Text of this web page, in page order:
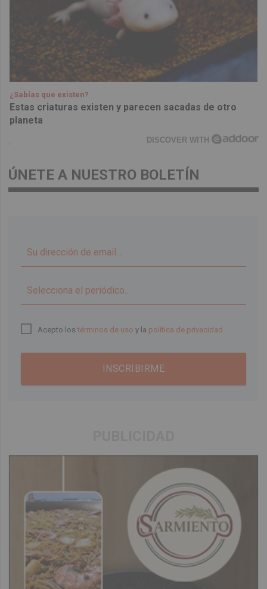
¿Sabías que existen?
Estas criaturas existen y parecen sacadas de otro
planeta
DISCOVER WITH
ÚNETE A NUESTRO BOLETÍN
Acepto lostérminos de uso y la política de privacidad
INSCRIBIRME